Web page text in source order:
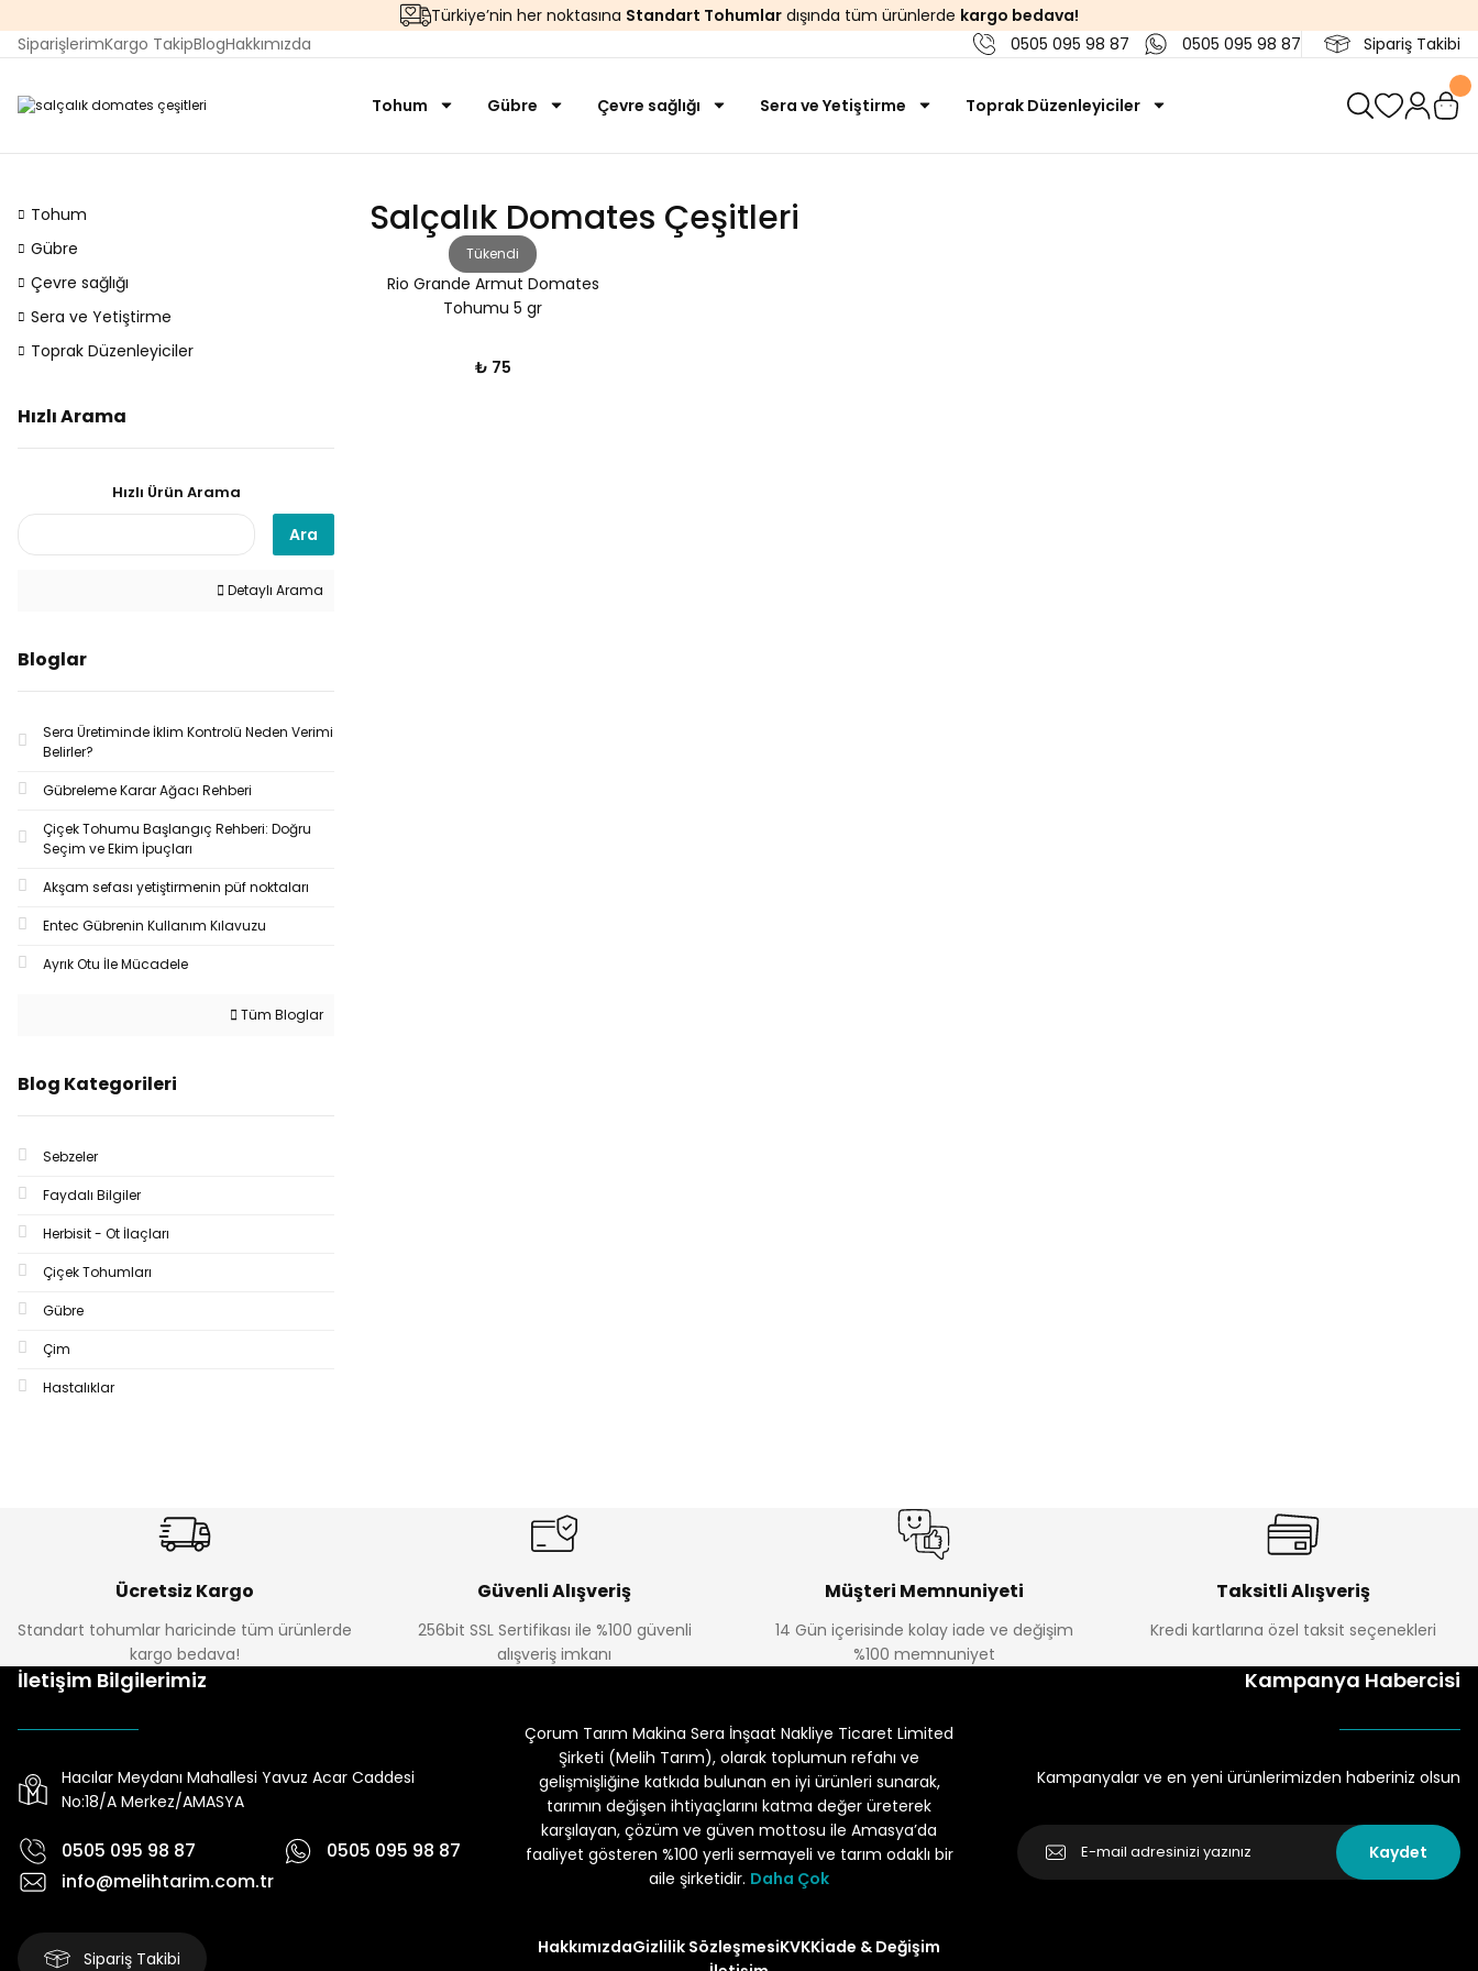
Türkiye’nin her noktasına Standart Tohumlardışında tüm ürünlerde kargo bedava!
SiparişlerimKargo TakipBlogHakkımızda 0505 095 98 87 0505 095 98 87 Sipariş Takibi
Tohum Gübre Çevre sağlığı Sera ve Yetiştirme Toprak Düzenleyiciler
Tohum
Gübre
Çevre sağlığı
Sera ve Yetiştirme
Toprak Düzenleyiciler
Hızlı Arama
Hızlı Ürün Arama
Ara
Detaylı Arama
Bloglar
Sera Üretiminde İklim Kontrolü Neden Verimi
Belirler?
Gübreleme Karar Ağacı Rehberi
Çiçek Tohumu Başlangıç Rehberi: Doğru
Seçim ve Ekim İpuçları
Akşam sefası yetiştirmenin püf noktaları
Entec Gübrenin Kullanım Kılavuzu
Ayrık Otu İle Mücadele
Tüm Bloglar
Blog Kategorileri
Sebzeler
Faydalı Bilgiler
Herbisit - Ot İlaçları
Çiçek Tohumları
Gübre
Çim
Hastalıklar
Salçalık Domates Çeşitleri
Tükendi
Rio Grande Armut Domates
Tohumu 5 gr
₺ 75
Ücretsiz Kargo
Standart tohumlar haricinde tüm ürünlerde
kargo bedava!
Güvenli Alışveriş
256bit SSL Sertifikası ile %100 güvenli
alışveriş imkanı
Müşteri Memnuniyeti
14 Gün içerisinde kolay iade ve değişim
%100 memnuniyet
Taksitli Alışveriş
Kredi kartlarına özel taksit seçenekleri
İletişim Bilgilerimiz
Hacılar Meydanı Mahallesi Yavuz Acar Caddesi
No:18/A Merkez/AMASYA
0505 095 98 87
0505 095 98 87
info@melihtarim.com.tr
Sipariş Takibi
Çorum Tarım Makina Sera İnşaat Nakliye Ticaret Limited
Şirketi (Melih Tarım), olarak toplumun refahı ve
gelişmişliğine katkıda bulunan en iyi ürünleri sunarak,
tarımın değişen ihtiyaçlarını katma değer üreterek
karşılayan, çözüm ve güven mottosu ile Amasya’da
faaliyet gösteren %100 yerli sermayeli ve tarım odaklı bir
aile şirketidir. Daha Çok
HakkımızdaGizlilik SözleşmesiKVKKİade & Değişim
Kampanya Habercisi
Kampanyalar ve en yeni ürünlerimizden haberiniz olsun
Kaydet